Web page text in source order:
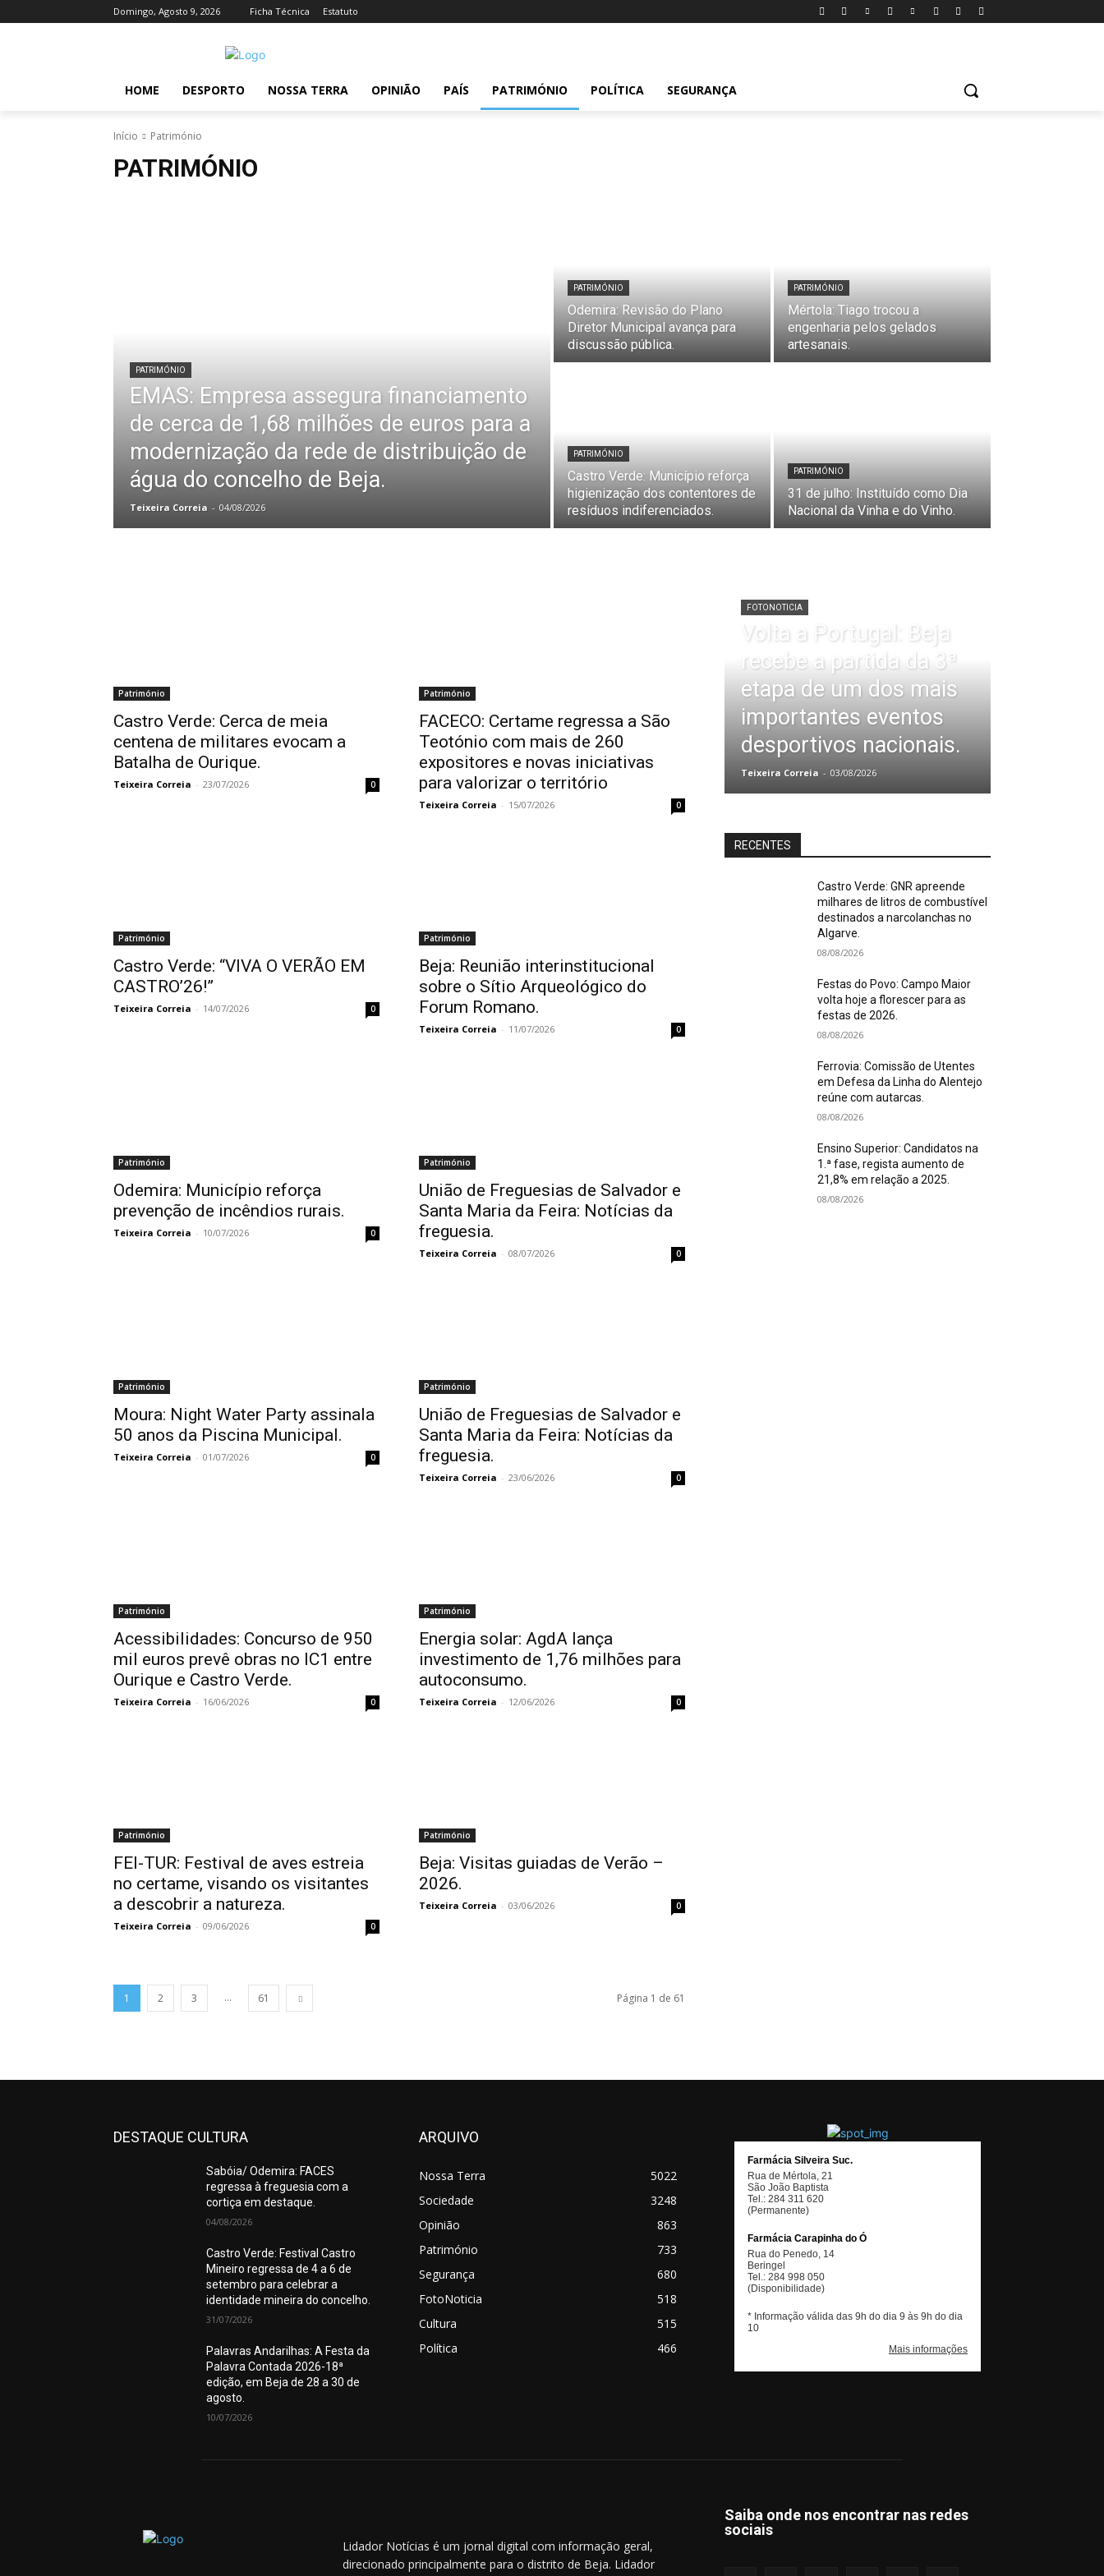
Domingo, Agosto 9, 2026 Ficha Técnica Estatuto
HOME DESPORTO NOSSA TERRA OPINIÃO PAÍS PATRIMÓNIO POLÍTICA SEGURANÇA
Início Património
PATRIMÓNIO
PATRIMÓNIO
EMAS: Empresa assegura financiamento
de cerca de 1,68 milhões de euros para a
modernização da rede de distribuição de
água do concelho de Beja.
Teixeira Correia - 04/08/2026
PATRIMÓNIO
Odemira: Revisão do Plano
Diretor Municipal avança para
discussão pública.
PATRIMÓNIO
Mértola: Tiago trocou a
engenharia pelos gelados
artesanais.
PATRIMÓNIO
Castro Verde: Município reforça
higienização dos contentores de
resíduos indiferenciados.
PATRIMÓNIO
31 de julho: Instituído como Dia
Nacional da Vinha e do Vinho.
Património
Castro Verde: Cerca de meia
centena de militares evocam a
Batalha de Ourique.
Teixeira Correia - 23/07/2026 0
Património
FACECO: Certame regressa a São
Teotónio com mais de 260
expositores e novas iniciativas
para valorizar o território
Teixeira Correia - 15/07/2026 0
Património
Castro Verde: “VIVA O VERÃO EM
CASTRO’26!”
Teixeira Correia - 14/07/2026 0
Património
Beja: Reunião interinstitucional
sobre o Sítio Arqueológico do
Forum Romano.
Teixeira Correia - 11/07/2026 0
Património
Odemira: Município reforça
prevenção de incêndios rurais.
Teixeira Correia - 10/07/2026 0
Património
União de Freguesias de Salvador e
Santa Maria da Feira: Notícias da
freguesia.
Teixeira Correia - 08/07/2026 0
Património
Moura: Night Water Party assinala
50 anos da Piscina Municipal.
Teixeira Correia - 01/07/2026 0
Património
União de Freguesias de Salvador e
Santa Maria da Feira: Notícias da
freguesia.
Teixeira Correia - 23/06/2026 0
Património
Acessibilidades: Concurso de 950
mil euros prevê obras no IC1 entre
Ourique e Castro Verde.
Teixeira Correia - 16/06/2026 0
Património
Energia solar: AgdA lança
investimento de 1,76 milhões para
autoconsumo.
Teixeira Correia - 12/06/2026 0
Património
FEI-TUR: Festival de aves estreia
no certame, visando os visitantes
a descobrir a natureza.
Teixeira Correia - 09/06/2026 0
Património
Beja: Visitas guiadas de Verão –
2026.
Teixeira Correia - 03/06/2026 0
1 2 3 ... 61 Página 1 de 61
FOTONOTICIA
Volta a Portugal: Beja
recebe a partida da 3ª
etapa de um dos mais
importantes eventos
desportivos nacionais.
Teixeira Correia - 03/08/2026
RECENTES
Castro Verde: GNR apreende
milhares de litros de combustível
destinados a narcolanchas no
Algarve.
08/08/2026
Festas do Povo: Campo Maior
volta hoje a florescer para as
festas de 2026.
08/08/2026
Ferrovia: Comissão de Utentes
em Defesa da Linha do Alentejo
reúne com autarcas.
08/08/2026
Ensino Superior: Candidatos na
1.ª fase, regista aumento de
21,8% em relação a 2025.
08/08/2026
DESTAQUE CULTURA
Sabóia/ Odemira: FACES
regressa à freguesia com a
cortiça em destaque.
04/08/2026
Castro Verde: Festival Castro
Mineiro regressa de 4 a 6 de
setembro para celebrar a
identidade mineira do concelho.
31/07/2026
Palavras Andarilhas: A Festa da
Palavra Contada 2026-18ª
edição, em Beja de 28 a 30 de
agosto.
10/07/2026
ARQUIVO
Nossa Terra
5022
Sociedade
3248
Opinião
863
Património
733
Segurança
680
FotoNoticia
518
Cultura
515
Política
466
Lidador Notícias é um jornal digital com informação geral,
direcionado principalmente para o distrito de Beja. Lidador
Saiba onde nos encontrar nas redes
sociais